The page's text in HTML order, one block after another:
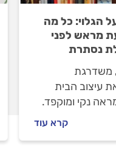
הגלוי: כל מה
מראש לפני
נסתרת
משדרגת
עיצוב הבית
נקי ומוקפד.
להיות מודעים
קרא עוד